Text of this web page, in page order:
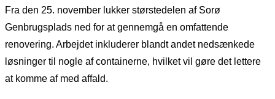
Fra den 25. november lukker størstedelen af Sorø
Genbrugsplads ned for at gennemgå en omfattende
renovering. Arbejdet inkluderer blandt andet nedsænkede
løsninger til nogle af containerne, hvilket vil gøre det lettere
at komme af med affald.